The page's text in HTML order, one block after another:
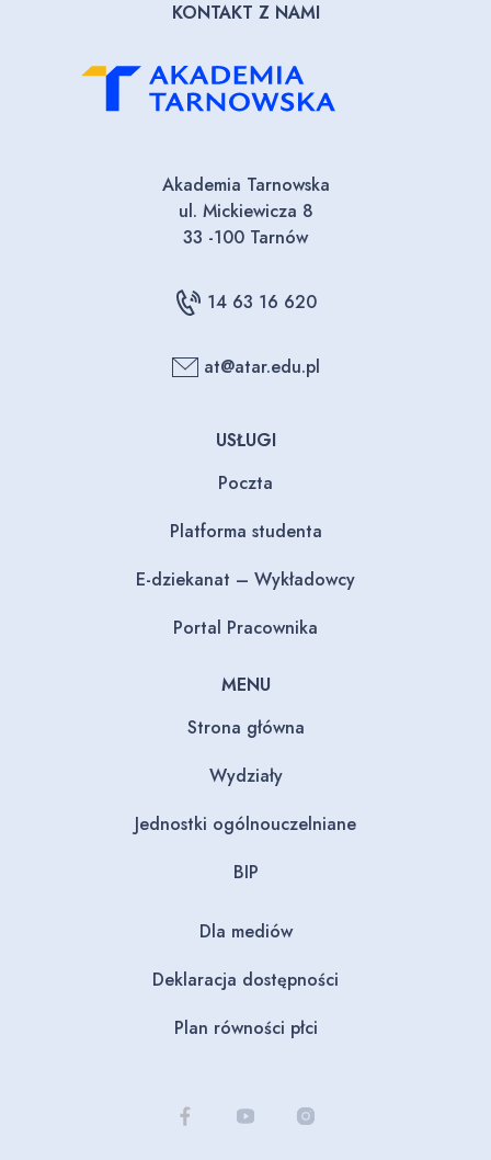
KONTAKT Z NAMI
Akademia Tarnowska
ul. Mickiewicza 8
33 -100 Tarnów
14 63 16 620
at@atar.edu.pl
USŁUGI
Poczta
Platforma studenta
E-dziekanat – Wykładowcy
Portal Pracownika
MENU
Strona główna
Wydziały
Jednostki ogólnouczelniane
BIP
Dla mediów
Deklaracja dostępności
Plan równości płci